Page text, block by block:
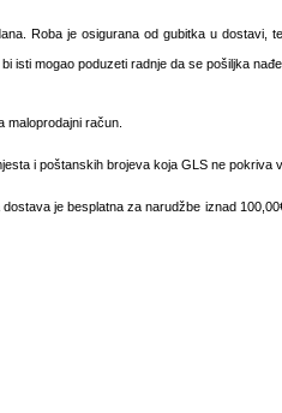
Roba je osigurana od gubitka u dostavi,
isti mogao poduzeti radnje da se pošiljka
maloprodajni račun.
i poštanskih brojeva koja GLS ne
je besplatna za narudžbe iznad